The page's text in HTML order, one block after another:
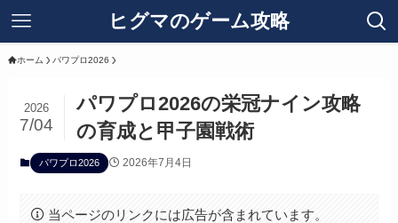
ヒグマのゲーム攻略
ホーム パワプロ2026
パワプロ2026の栄冠ナイン攻略
の育成と甲子園戦術
2026
7/04
パワプロ2026 2026年7月4日
当ページのリンクには広告が含まれています。